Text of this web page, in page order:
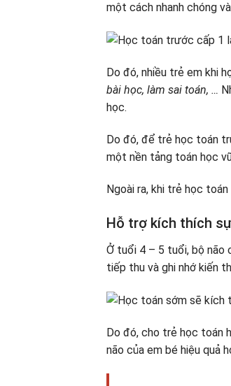
một cách nhanh chóng
Do đó, nhiều trẻ em khi
bài học, làm sai toán, …
học.
Do đó, để trẻ học toán
một nền tảng toán học
Ngoài ra, khi trẻ học
Hỗ trợ kích thích
Ở tuổi 4 – 5 tuổi, bộ não
tiếp thu và ghi nhớ kiến
Do đó, cho trẻ học toán
não của em bé hiệu quả